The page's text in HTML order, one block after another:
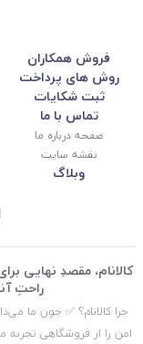
فروش همکاران
روش های پرداخت
ثبت شکایات
تماس با ما
صفحه درباره ما
نقشه سایت
وبلاگ
کالانام، مقصدِ نهایی
راحتِ
چرا کالانام؟ ✅ چون ما
امن را از فروشگاهی تجربه